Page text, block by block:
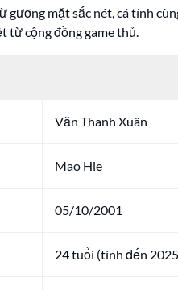
gương mặt sắc nét, cá tính
từ cộng đồng game thủ.
Văn Thanh Xuân
Mao Hie
05/10/2001
24 tuổi (tính đến